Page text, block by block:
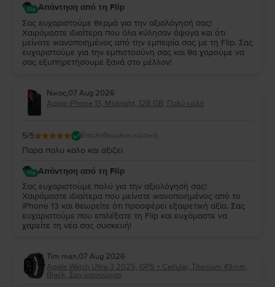
Απάντηση από τη Flip
Σας ευχαριστούμε θερμά για την αξιολόγησή σας!
Χαιρόμαστε ιδιαίτερα που όλα κύλησαν άψογα και ότι
μείνατε ικανοποιημένος από την εμπειρία σας με τη Flip. Σας
ευχαριστούμε για την εμπιστοσύνη σας και θα χαρούμε να
σας εξυπηρετήσουμε ξανά στο μέλλον!
Νικος,07 Aug 2026
Apple iPhone 13, Midnight, 128 GB, Πολύ καλό
5/5 Επαληθευμένη κριτική
Παρα πολυ καλο και αξιζει
Απάντηση από τη Flip
Σας ευχαριστούμε πολύ για την αξιολόγησή σας!
Χαιρόμαστε ιδιαίτερα που μείνατε ικανοποιημένος από το
iPhone 13 και θεωρείτε ότι προσφέρει εξαιρετική αξία. Σας
ευχαριστούμε που επιλέξατε τη Flip και ευχόμαστε να
χαρείτε τη νέα σας συσκευή!
Tim man,07 Aug 2026
Apple Watch Ultra 3 2025, GPS + Cellular, Titanium 49mm,
Black, Σαν καινούργιο